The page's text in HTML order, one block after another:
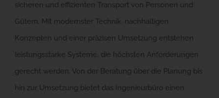
sicheren und effizienten Transport von Personen und
Gütern. Mit modernster Technik, nachhaltigen
Konzepten und einer präzisen Umsetzung entstehen
leistungsstarke Systeme, die höchsten Anforderungen
gerecht werden. Von der Beratung über die Planung bis
hin zur Umsetzung bietet das Ingenieurbüro einen